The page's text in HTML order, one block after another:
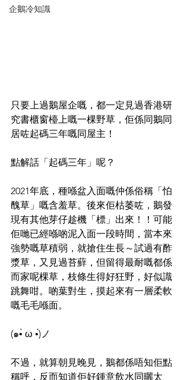
企鵝冷知識
只要上過鵝屋企嘅，都一定見過香港研
究書櫃窗檯上嘅一棵野草，佢係同鵝同
居咗起碼三年嘅同屋主！
點解話「起碼三年」呢？
2021年底，種喺盆入面嘅仲係俗稱「怕
醜草」嘅含羞草。後來佢枯萎咗，鵝發
現有其他芽仔趁機「標」出來！！可能
佢哋已經喺啲泥入面一段時間，當本來
強勢嘅草積弱，就搶住生長～試過有酢
漿草，又見過苔蘚，但留得最耐嘅都係
而家呢棵草，枝條生得好狂野，好似識
跳舞咁。啲葉對生，摸起來有一層柔軟
嘅毛毛喺面。
(๑•̀ ω •́)ノ
不過，就算朝見晚見，鵝都係唔知佢點
稱呼，反而知道佢好鍾意飲水同曬太